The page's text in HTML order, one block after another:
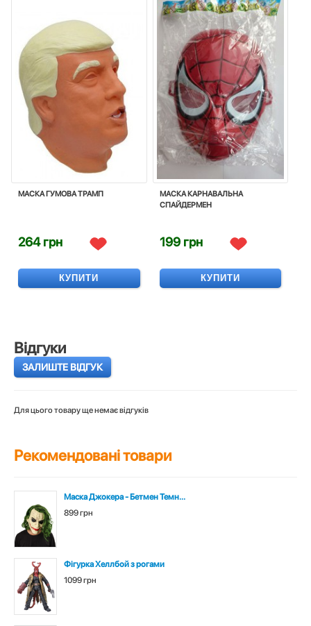
МАСКА ГУМОВА ТРАМП
264 грн
КУПИТИ
МАСКА КАРНАВАЛЬНА
СПАЙДЕРМЕН
199 грн
КУПИТИ
Відгуки
ЗАЛИШТЕ ВІДГУК
Для цього товару ще немає відгуків
Рекомендовані товари
Маска Джокера - Бетмен Темн...
899 грн
Фігурка Хеллбой з рогами
1099 грн